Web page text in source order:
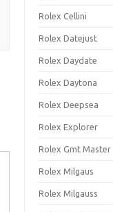
Rolex Cellini
Rolex Datejust
Rolex Daydate
Rolex Daytona
Rolex Deepsea
Rolex Explorer
Rolex Gmt Master
Rolex Milgaus
Rolex Milgauss